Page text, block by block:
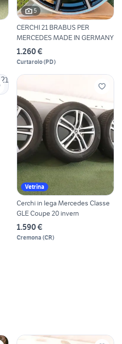
5
CERCHI 21 BRABUS PER
MERCEDES MADE IN GERMANY
1.260 €
Curtarolo(PD)
Vetrina
Cerchi in lega Mercedes Classe
GLE Coupe 20 invern
1.590 €
Cremona (CR)